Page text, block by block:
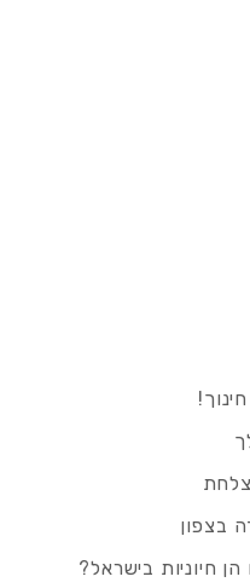
בצפון
חיוניות בישראל?